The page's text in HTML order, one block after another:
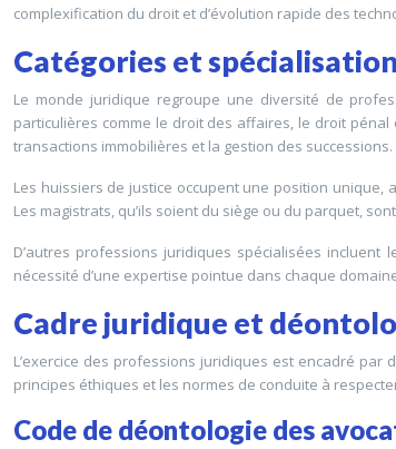
complexification du droit et d’évolution rapide des
Catégories et
Le monde juridique regroupe une diversité de
particulières comme le droit des affaires, le droit
transactions immobilières et la gestion des successions.
Les huissiers de justice occupent une position unique,
Les magistrats, qu’ils soient du siège ou du parquet,
D’autres professions juridiques spécialisées
nécessité d’une expertise pointue dans chaque
Cadre juridique et
L’exercice des professions juridiques est encadré
principes éthiques et les normes de conduite à
Code de déontologie des